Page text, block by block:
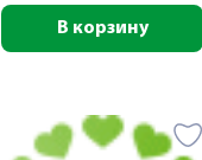
В корзину